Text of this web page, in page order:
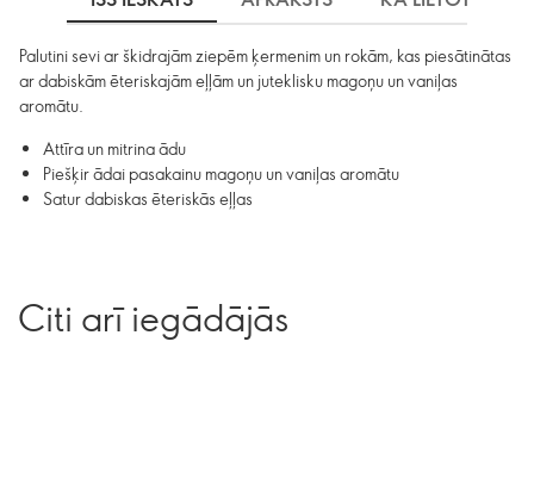
Palutini sevi ar škidrajām ziepēm ķermenim un rokām, kas piesātinātas
ar dabiskām ēteriskajām eļļām un juteklisku magoņu un vaniļas
aromātu.
Attīra un mitrina ādu
Piešķir ādai pasakainu magoņu un vaniļas aromātu
Satur dabiskas ēteriskās eļļas
Citi arī iegādājās